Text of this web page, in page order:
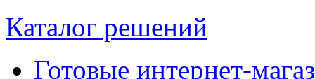
Каталог решений
Готовые интернет-